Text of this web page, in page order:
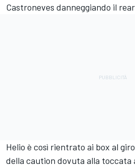
Castroneves danneggiando il
Helio è così rientrato ai box al
della caution dovuta alla toccata